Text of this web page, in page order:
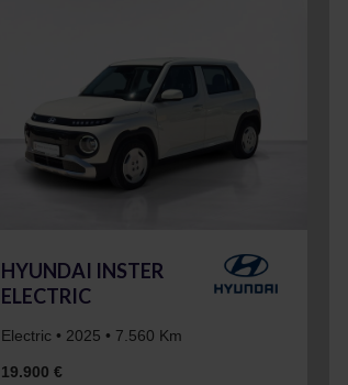
HYUNDAI INSTER
ELECTRIC
Electric • 2025 • 7.560 Km
19.900 €